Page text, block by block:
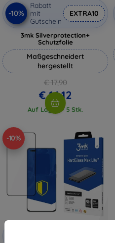
-10%
Rabatt
mit
Gutschein
EXTRA10
3mk Silverprotection+
Schutzfolie
Maßgeschneidert
hergestellt
€ 17,90
€ 16,12
Auf Lager > 5 Stk.
-10%